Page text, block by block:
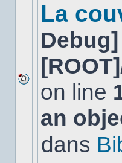
Aucun
nouveau
message
non-
dans
La
on line
an
dans